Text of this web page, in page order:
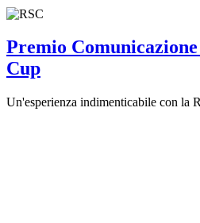
Premio
Cup
Un'esperienza indimenticabile con la